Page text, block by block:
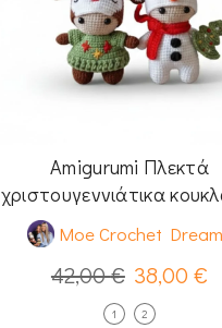
Amigurumi Πλεκτά
χριστουγεννιάτικα
Τάρανδος &
Moe Crochet
42,00€ 38,00 €
1 2